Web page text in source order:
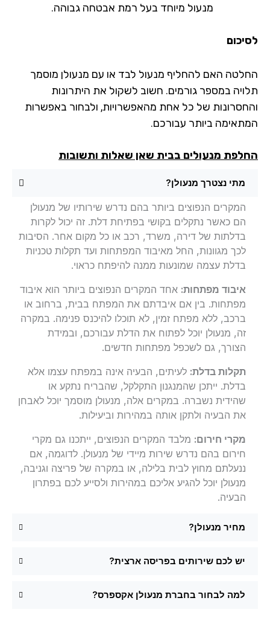
מנעול מיוחד בעל רמת אבטחה גבוהה.
האם להחליף מנעול לבד או עם מנעולן מוסמך
במספר גורמים. חשוב לשקול את היתרונות
של כל אחת מהאפשרויות, ולבחור באפשרות
ביותר עבורכם.
מנעולים בבית שאן שאלות ותשובות
מתי נצטרך מנעולן?
המקרים הנפוצים ביותר בהם נדרש שירותיו של מנעולן
הם כאשר נתקלים בקושי בפתיחת דלת. זה יכול לקרות
בדלתות של דירה, משרד, רכב או כל מקום אחר. הסיבות
לכך מגוונות, החל מאיבוד המפתחות ועד תקלות טכניות
בדלת עצמה שמונעות ממנה להיפתח כראוי.
איבוד מפתחות:אחד המקרים הנפוצים ביותר הוא איבוד
מפתחות. בין אם איבדתם את המפתח בבית, ברחוב או
ברכב, ללא מפתח זמין, לא תוכלו להיכנס פנימה. במקרה
זה, מנעולן יוכל לפתוח את הדלת עבורכם, ובמידת
הצורך, גם לשכפל מפתחות חדשים.
תקלות בדלת:לעיתים, הבעיה אינה במפתח עצמו אלא
בדלת. ייתכן שהמנגנון התקלקל, שהבריח נתקע או
שהידית נשברה. במקרים אלה, מנעולן מוסמך יוכל לאבחן
את הבעיה ולתקן אותה במהירות וביעילות.
מקרי חירום:מלבד המקרים הנפוצים, ייתכנו גם מקרי
חירום בהם נדרש שירות מיידי של מנעולן. לדוגמה, אם
ננעלתם מחוץ לבית בלילה, או במקרה של פריצה וגניבה,
מנעולן יוכל להגיע אליכם במהירות ולסייע לכם בפתרון
הבעיה.
מחיר מנעולן?
יש לכם שירותים בפריסה ארצית?
למה לבחור בחברת מנעולן אקספרס?